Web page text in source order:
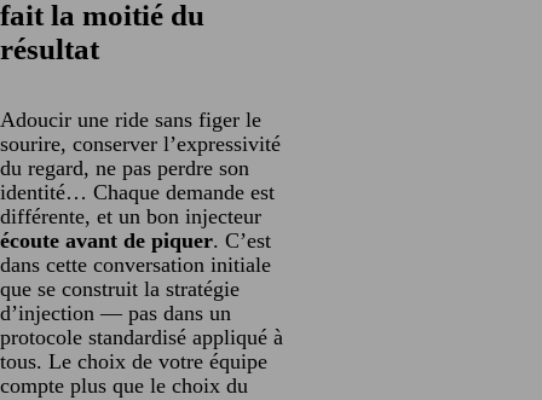
fait la moitié du
résultat
Adoucir une ride sans figer le
sourire, conserver l’expressivité
du regard, ne pas perdre son
identité… Chaque demande est
différente, et un bon injecteur
écoute avant de piquer. C’est
dans cette conversation initiale
que se construit la stratégie
d’injection — pas dans un
protocole standardisé appliqué à
tous. Le choix de votre équipe
compte plus que le choix du